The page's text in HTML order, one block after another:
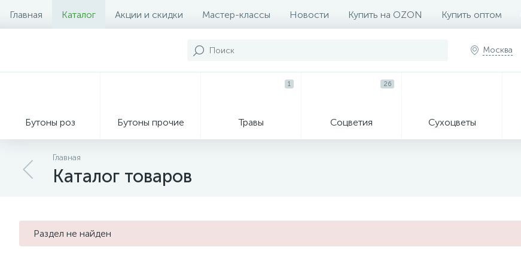
Главная Каталог Акции и скидки Мастер-классы Новости Купить на OZON Купить оптом
Москва
Бутоны роз Бутоны прочие Травы
1
Соцветия
26
Сухоцветы
Главная
Каталог товаров
Раздел не найден